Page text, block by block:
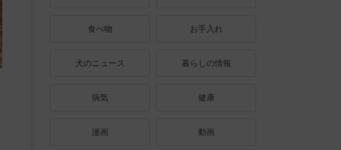
食べ物 お手入れ
犬のニュース 暮らしの情報
病気 健康
漫画 動画